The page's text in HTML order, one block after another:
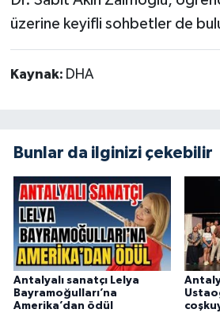
üzerine keyifli sohbetler de
Kaynak: DHA
Bunlar da ilginizi çekebilir
Antalyalı sanatçı Lelya
Bayramoğulları’na
Amerika’dan ödül